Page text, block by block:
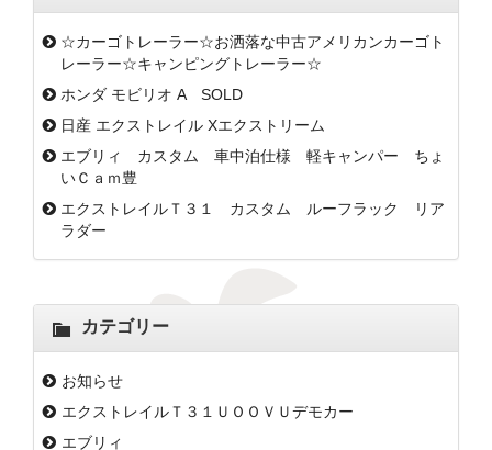
☆カーゴトレーラー☆お洒落な中古アメリカンカーゴト
レーラー☆キャンピングトレーラー☆
ホンダ モビリオ A SOLD
日産 エクストレイル Xエクストリーム
エブリィ カスタム 車中泊仕様 軽キャンパー ちょ
いＣａｍ豊
エクストレイルＴ３１ カスタム ルーフラック リア
ラダー
カテゴリー
お知らせ
エクストレイルＴ３１ＵＯＯＶＵデモカー
エブリィ